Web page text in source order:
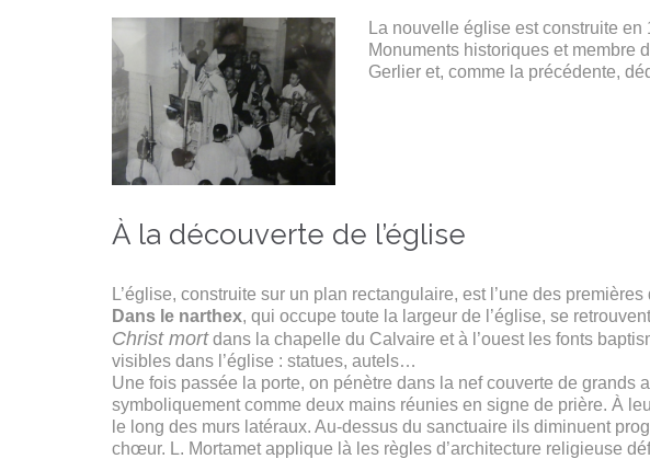
La nouvelle église est construite
Monuments historiques et membre
Gerlier et, comme la précédente,
À la découverte de l’église
L’église, construite sur un plan rectangulaire, est l’une des
Dans le narthex, qui occupe toute la largeur de l’église, se
Christ mortdans la chapelle du Calvaire et à l’ouest les fonts
visibles dans l’église : statues, autels…
Une fois passée la porte, on pénètre dans la nef couverte de grands
symboliquement comme deux mains réunies en signe de prière. À
le long des murs latéraux. Au-dessus du sanctuaire ils diminuent
chœur. L. Mortamet applique là les règles d’architecture religieuse